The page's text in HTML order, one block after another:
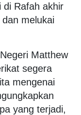
di Rafah akhir
melukai
Matthew
segera
mengenai
yang terjadi,